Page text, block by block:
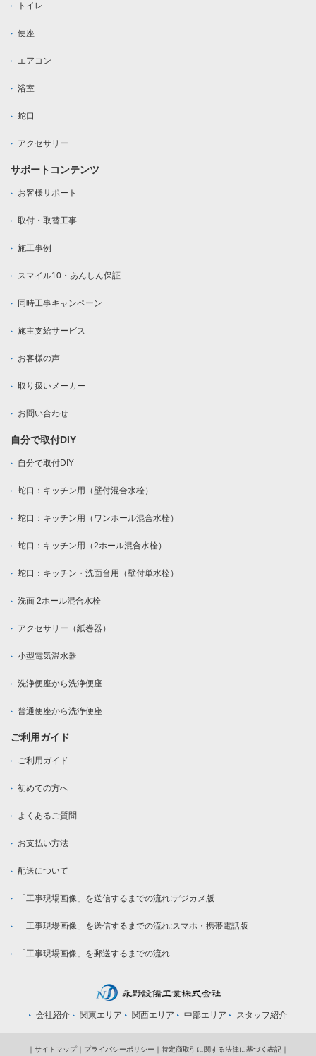
トイレ
便座
エアコン
浴室
蛇口
アクセサリー
サポートコンテンツ
お客様サポート
取付・取替工事
施工事例
スマイル10・あんしん保証
同時工事キャンペーン
施主支給サービス
お客様の声
取り扱いメーカー
お問い合わせ
自分で取付DIY
自分で取付DIY
蛇口：キッチン用（壁付混合水栓）
蛇口：キッチン用（ワンホール混合水栓）
蛇口：キッチン用（2ホール混合水栓）
蛇口：キッチン・洗面台用（壁付単水栓）
洗面 2ホール混合水栓
アクセサリー（紙巻器）
小型電気温水器
洗浄便座から洗浄便座
普通便座から洗浄便座
ご利用ガイド
ご利用ガイド
初めての方へ
よくあるご質問
お支払い方法
配送について
「工事現場画像」を送信するまでの流れ:デジカメ版
「工事現場画像」を送信するまでの流れ:スマホ・携帯電話版
「工事現場画像」を郵送するまでの流れ
会社紹介 関東エリア 関西エリア 中部エリア スタッフ紹介
｜ サイトマップ｜ プライバシーポリシー ｜ 特定商取引に関する法律に基づく表記 ｜